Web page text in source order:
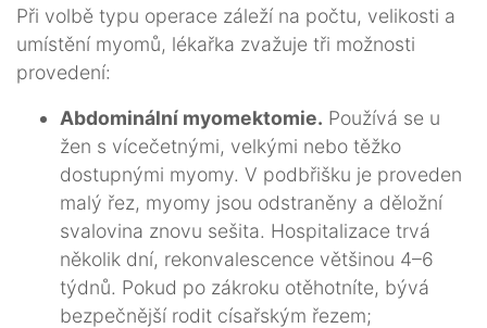
Při volbě typu operace záleží na počtu, velikosti a
umístění myomů, lékařka zvažuje tři možnosti
provedení:
Abdominální myomektomie. Používá se u
žen s vícečetnými, velkými nebo těžko
dostupnými myomy. V podbřišku je proveden
malý řez, myomy jsou odstraněny a děložní
svalovina znovu sešita. Hospitalizace trvá
několik dní, rekonvalescence většinou 4–6
týdnů. Pokud po zákroku otěhotníte, bývá
bezpečnější rodit císařským řezem;